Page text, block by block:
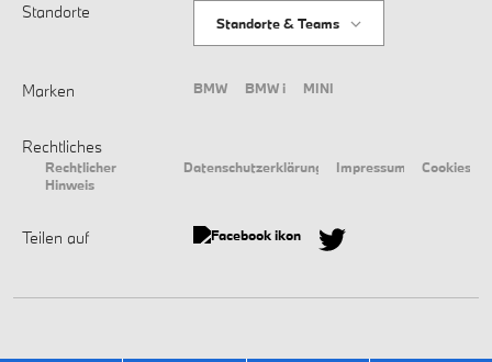
Standorte
Standorte & Teams
Marken BMW BMW i MINI
Rechtliches
Rechtlicher
Hinweis
Datenschutzerklärung Impressum Cookies
Teilen auf